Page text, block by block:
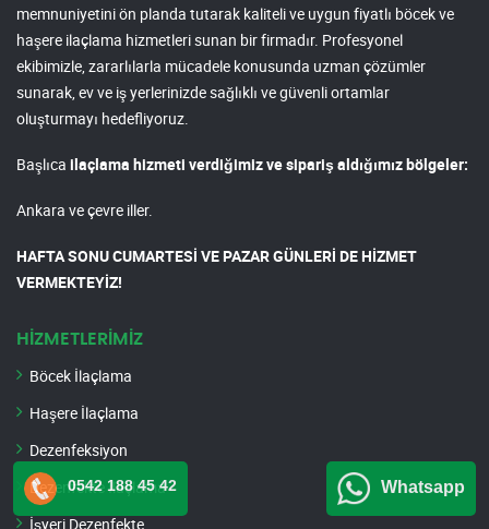
memnuniyetini ön planda tutarak kaliteli ve uygun fiyatlı böcek ve
haşere ilaçlama hizmetleri sunan bir firmadır. Profesyonel
ekibimizle, zararlılarla mücadele konusunda uzman çözümler
sunarak, ev ve iş yerlerinizde sağlıklı ve güvenli ortamlar
oluşturmayı hedefliyoruz.
Başlıca ilaçlama hizmeti verdiğimiz ve sipariş aldığımız bölgeler:
Ankara ve çevre iller.
HAFTA SONU CUMARTESİ VE PAZAR GÜNLERİ DE HİZMET
VERMEKTEYİZ!
HİZMETLERİMİZ
Böcek İlaçlama
Haşere İlaçlama
Dezenfeksiyon
Dezenfekte İlaçlama
İşyeri Dezenfekte
0542 188 45 42 Whatsapp